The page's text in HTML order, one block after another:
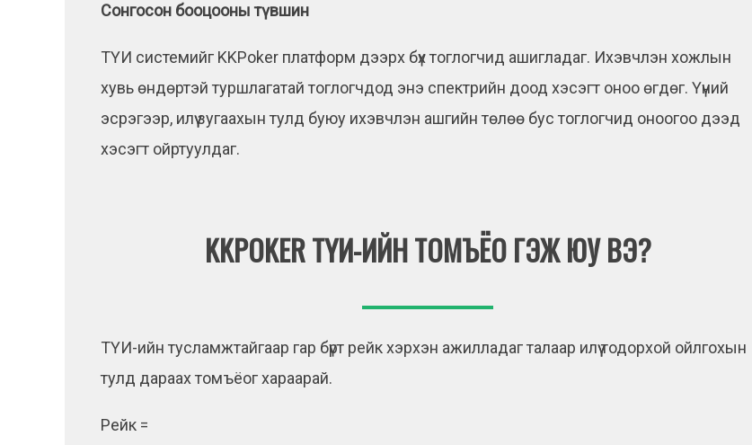
Сонгосон бооцооны түвшин
ТҮИ системийг KKPoker платформ дээрх бүх тоглогчид ашигладаг. Ихэвчлэн хожлын
хувь өндөртэй туршлагатай тоглогчдод энэ спектрийн доод хэсэгт оноо өгдөг. Үүний
эсрэгээр, илүү зугаахын тулд буюу ихэвчлэн ашгийн төлөө бус тоглогчид оноогоо дээд
хэсэгт ойртуулдаг.
KKPOKER ТҮИ-ИЙН ТОМЪЁО ГЭЖ ЮУ ВЭ?
ТҮИ-ийн тусламжтайгаар гар бүрт рейк хэрхэн ажилладаг талаар илүү тодорхой ойлгохын
тулд дараах томъёог хараарай.
Рейк =